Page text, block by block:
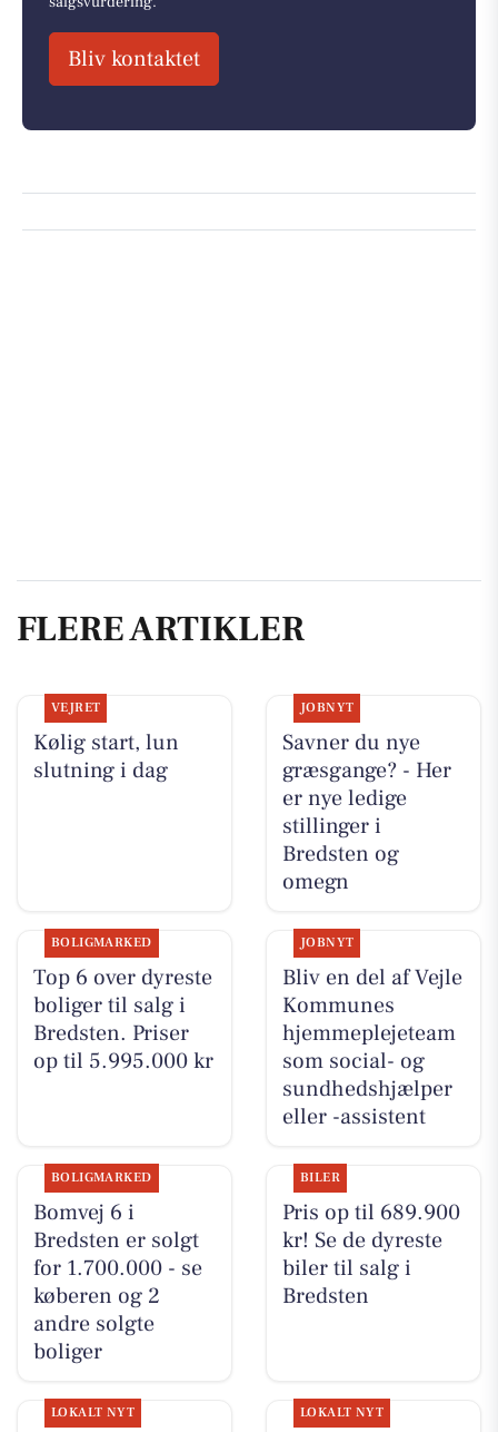
Bliv kontaktet
FLERE ARTIKLER
VEJRET
Kølig start, lun
slutning i dag
JOBNYT
Savner du nye
græsgange? - Her
er nye ledige
stillinger i
Bredsten og
omegn
BOLIGMARKED
Top 6 over dyreste
boliger til salg i
Bredsten. Priser
op til 5.995.000 kr
JOBNYT
Bliv en del af Vejle
Kommunes
hjemmeplejeteam
som social- og
sundhedshjælper
eller -assistent
BOLIGMARKED
Bomvej 6 i
Bredsten er solgt
for 1.700.000 - se
køberen og 2
andre solgte
boliger
BILER
Pris op til 689.900
kr! Se de dyreste
biler til salg i
Bredsten
LOKALT NYT LOKALT NYT